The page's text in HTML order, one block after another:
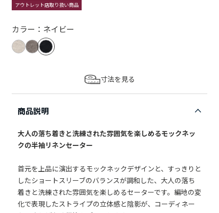
アウトレット店取り扱い商品
カラー：ネイビー
寸法を見る
商品説明
大人の落ち着きと洗練された雰囲気を楽しめるモックネッ
クの半袖リネンセーター
首元を上品に演出するモックネックデザインと、すっきりと
したショートスリーブのバランスが調和した、大人の落ち
着きと洗練された雰囲気を楽しめるセーターです。編地の変
化で表現したストライプの立体感と陰影が、コーディネー